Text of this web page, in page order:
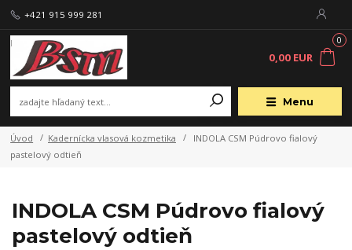
Menu
+421 915 999 281
0
0,00 EUR
Úvod Kadernícka vlasová kozmetika
INDOLA CSM Púdrovo fialový
pastelový odtieň
INDOLA CSM Púdrovo fialový
pastelový odtieň